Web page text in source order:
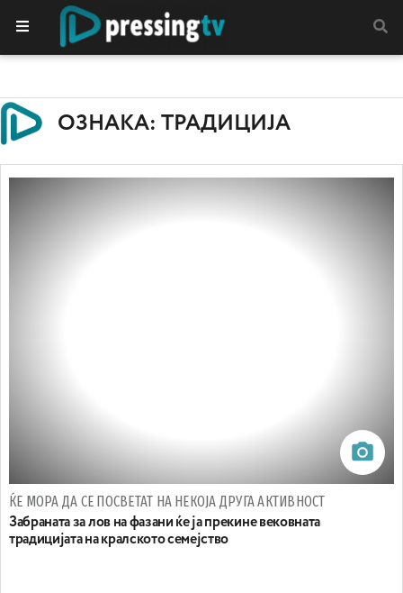
ОЗНАКА: ТРАДИЦИЈА
ЌЕ МОРА ДА СЕ ПОСВЕТАТ НА НЕКОЈА ДРУГА АКТИВНОСТ
Забраната за лов на фазани ќе ја прекине вековната
традицијата на кралското семејство